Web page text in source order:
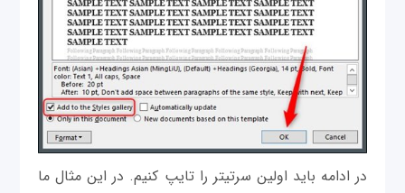
در ادامه باید اولین سرتیتر را تایپ کنیم. در این مثال ما